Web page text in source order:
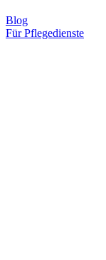
Blog
Für Pflegedienste